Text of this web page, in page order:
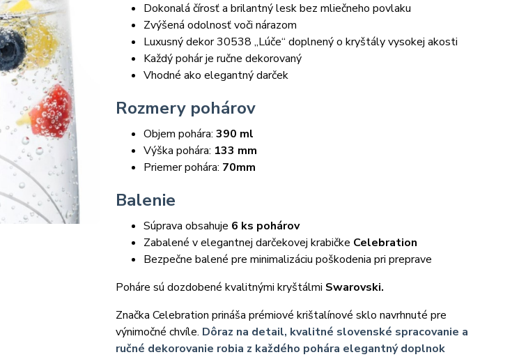
Dokonalá čírosť a brilantný lesk bez mliečneho povlaku
Zvýšená odolnosť voči nárazom
Luxusný dekor 30538 „Lúče“ doplnený o kryštály vysokej akosti
Každý pohár je ručne dekorovaný
Vhodné ako elegantný darček
Rozmery pohárov
Objem pohára:390 ml
Výška pohára: 133 mm
Priemer pohára: 70mm
Balenie
Súprava obsahuje 6 ks pohárov
Zabalené v elegantnej darčekovej krabičke Celebration
Bezpečne balené pre minimalizáciu poškodenia pri preprave
Poháre sú dozdobené kvalitnými kryštálmi Swarovski.
Značka Celebration prináša prémiové krištalínové sklo navrhnuté pre
výnimočné chvíle. Dôraz na detail, kvalitné slovenské spracovanie a
ručné dekorovanie robia z každého pohára elegantný doplnok